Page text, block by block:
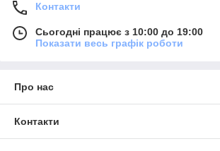
Контакти
Сьогодні працює з 10:00 до 19:00
Показати весь графік роботи
Про нас
Контакти